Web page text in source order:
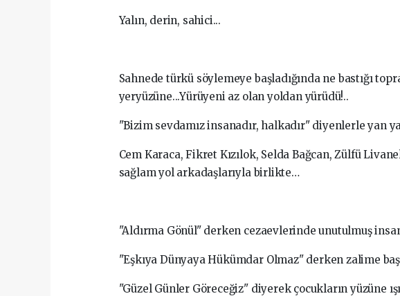
Yalın, derin, sahici...
Sahnede türkü söylemeye başladığında ne bastığı
yeryüzüne...Yürüyeni az olan yoldan yürüdü!..
"Bizim sevdamız insanadır, halkadır" diyenlerle yan
Cem Karaca, Fikret Kızılok, Selda Bağcan, Zülfü
sağlam yol arkadaşlarıyla birlikte…
"Aldırma Gönül" derken cezaevlerinde unutulmuş
"Eşkıya Dünyaya Hükümdar Olmaz" derken zalime
"Güzel Günler Göreceğiz" diyerek çocukların yüzüne